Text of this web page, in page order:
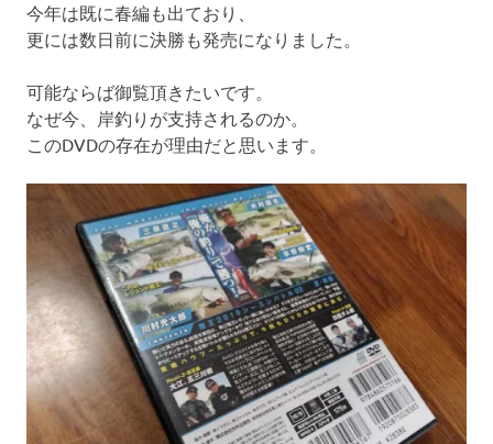
今年は既に春編も出ており、
更には数日前に決勝も発売になりました。
可能ならば御覧頂きたいです。
なぜ今、岸釣りが支持されるのか。
このDVDの存在が理由だと思います。